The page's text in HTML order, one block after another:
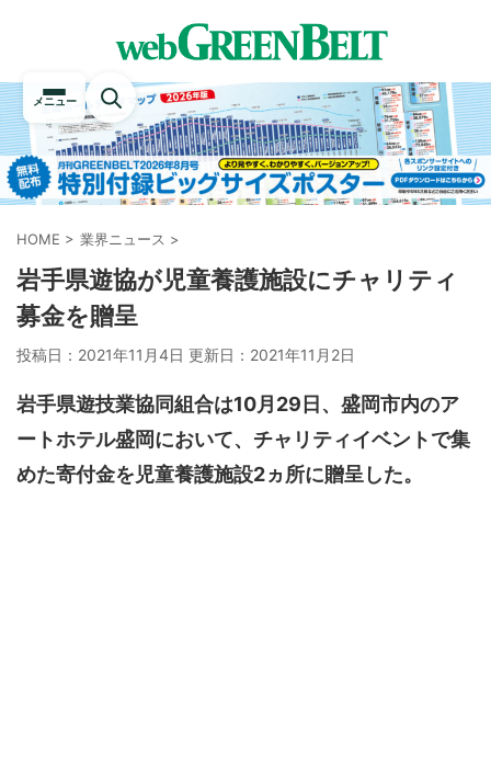
メニュー
HOME > 業界ニュース >
岩手県遊協が児童養護施設にチャリティ
募金を贈呈
投稿日：2021年11月4日 更新日： 2021年11月2日
岩手県遊技業協同組合は10月29日、盛岡市内のア
ートホテル盛岡において、チャリティイベントで集
めた寄付金を児童養護施設2ヵ所に贈呈した。